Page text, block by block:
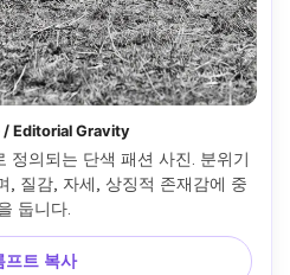
/ Editorial Gravity
정의되는 단색 패션 사진. 분위기
, 질감, 자세, 상징적 존재감에 중
둡니다.
프트 복사